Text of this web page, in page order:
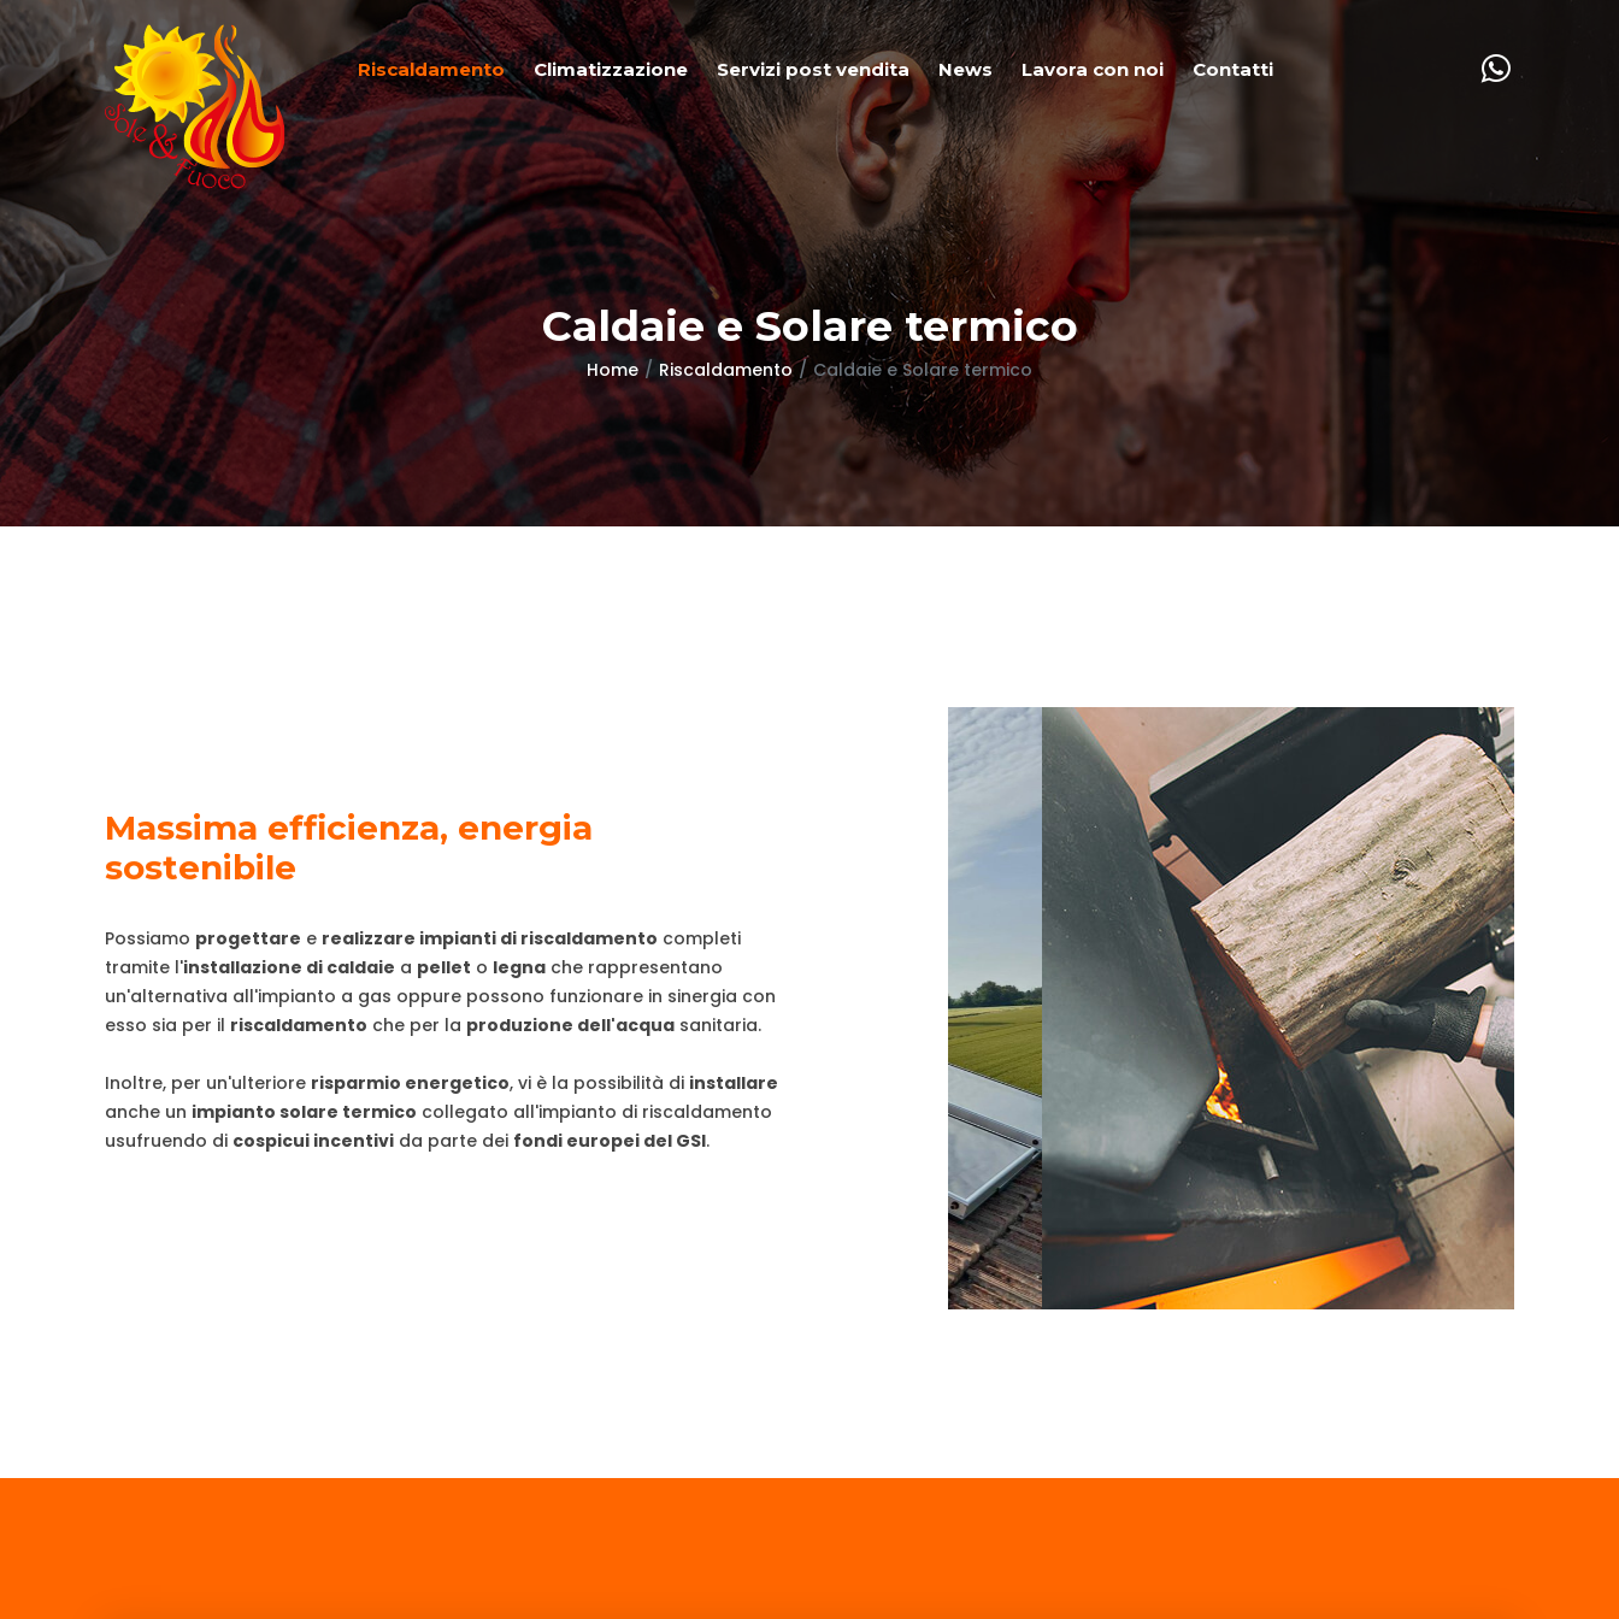
Riscaldamento Climatizzazione Servizi post vendita News Lavora con noi Contatti
Caldaie e Solare termico
Home Riscaldamento Caldaie e Solare termico
Massima efficienza, energia
sostenibile
Possiamo progettare e realizzare impianti di riscaldamento completi
tramite l'installazione di caldaie a pellet o legna che rappresentano
un'alternativa all'impianto a gas oppure possono funzionare in sinergia con
esso sia per il riscaldamento che per la produzione dell'acqua sanitaria.
Inoltre, per un'ulteriore risparmio energetico, vi è la possibilità di installare
anche un impianto solare termico collegato all'impianto di riscaldamento
usufruendo di cospicui incentivi da parte dei fondi europei del GSI.